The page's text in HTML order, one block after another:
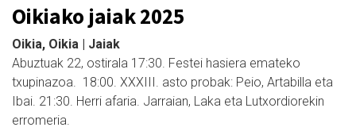
Oikiako jaiak 2025
Oikia, Oikia | Jaiak
Abuztuak 22, ostirala 17:30. Festei hasiera emateko
txupinazoa. 18:00. XXXIII. asto probak: Peio, Artabilla eta
Ibai. 21:30. Herri afaria. Jarraian, Laka eta Lutxordiorekin
erromeria.